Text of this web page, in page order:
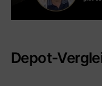
Depot-